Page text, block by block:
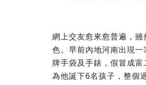
網上交友愈來愈普遍，
色。早前內地河南出現
牌手袋及手錶，假冒成
為他誕下6名孩子，整個